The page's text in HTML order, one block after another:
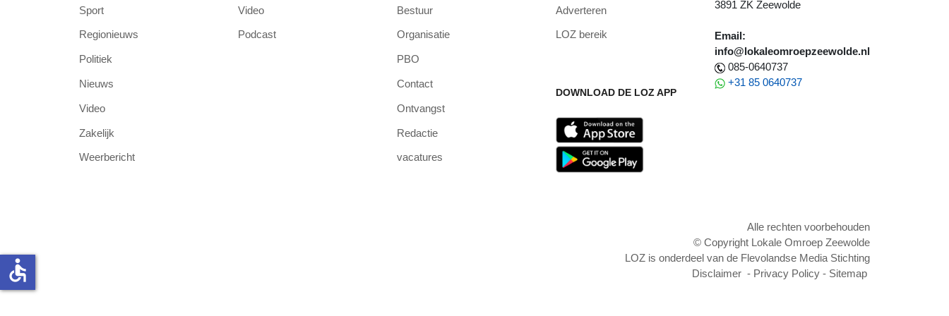
Sport
Regionieuws
Politiek
Nieuws
Video
Zakelijk
Weerbericht
Video
Podcast
Bestuur
Organisatie
PBO
Contact
Ontvangst
Redactie
vacatures
Adverteren
LOZ bereik
DOWNLOAD DE LOZ APP
3891 ZK Zeewolde
Email:
info@lokaleomroepzeewolde.nl
085-0640737
+31 85 0640737
Alle rechten voorbehouden
© Copyright Lokale Omroep Zeewolde
LOZ is onderdeel van de Flevolandse Media Stichting
Disclaimer - Privacy Policy - Sitemap
accessible